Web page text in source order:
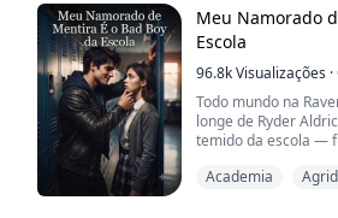
Meu Namorado
Escola
96.8kVisualizações ·
Todo mundo na
longe de Ryder
temido da escola —
reputação de Raisa
Academia